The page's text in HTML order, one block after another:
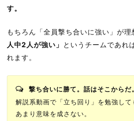
す。
もちろん「全員撃ち合いに強い」が理
人中2人が強い」 というチームであれ
れます。
撃ち合いに勝て。話はそこからだ。
解説系動画で「立ち回り」を勉強し
あまり意味を成さない。